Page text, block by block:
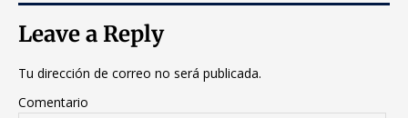
Leave a Reply
Tu dirección de correo no será publicada.
Comentario